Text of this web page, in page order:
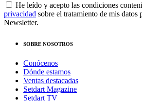
He leído y acepto las condiciones
privacidad sobre el tratamiento de mis datos
Newsletter.
SOBRE NOSOTROS
Conócenos
Dónde estamos
Ventas destacadas
Setdart Magazine
Setdart TV